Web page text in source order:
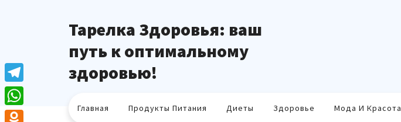
Тарелка Здоровья: ваш
путь к оптимальному
здоровью!
Главная Продукты Питания Диеты Здоровье Мода И Красота
Telegram
WhatsApp